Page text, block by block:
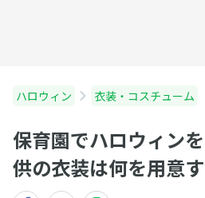
ハロウィン 衣装・コスチューム
保育園でハロウィン
供の衣装は何を用意